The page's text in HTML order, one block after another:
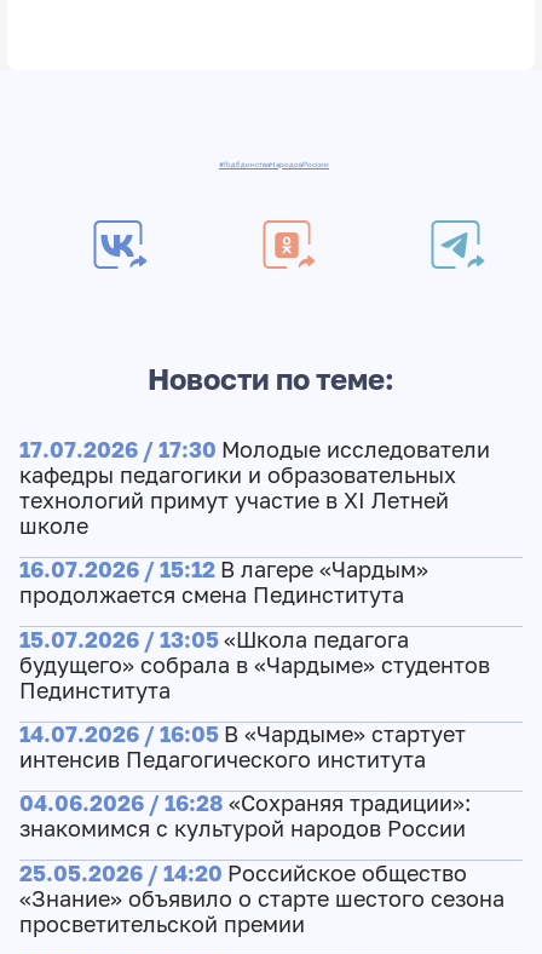
#ГодЕдинстваНародовРоссии
Новости по теме:
17.07.2026 / 17:30 Молодые исследователи
кафедры педагогики и образовательных
технологий примут участие в XI Летней
школе
16.07.2026 / 15:12 В лагере «Чардым»
продолжается смена Пединститута
15.07.2026 / 13:05«Школа педагога
будущего» собрала в «Чардыме» студентов
Пединститута
14.07.2026 / 16:05 В «Чардыме» стартует
интенсив Педагогического института
04.06.2026 / 16:28 «Сохраняя традиции»:
знакомимся с культурой народов России
25.05.2026 / 14:20 Российское общество
«Знание» объявило о старте шестого сезона
просветительской премии